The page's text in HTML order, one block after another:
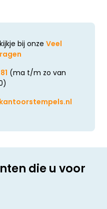
bij onze Veel
(ma t/m zo van
die u voor